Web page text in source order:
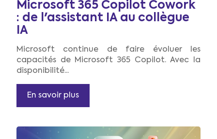
Microsoft 365 Copilot Cowork
: de l'assistant IA au collègue
IA
Microsoft continue de faire évoluer les
capacités de Microsoft 365 Copilot. Avec la
disponibilité...
En savoir plus